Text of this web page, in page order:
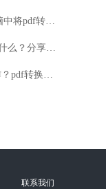
18.pdf转ppt怎么转？教你在电脑中将pdf转换为ppt的方法
19.Word转PDF Mac操作方法是什么？分享Mac系统转换Word为PDF方法！
20.pdf怎么转换成word软件操作？pdf转换成word技巧教学
联系我们